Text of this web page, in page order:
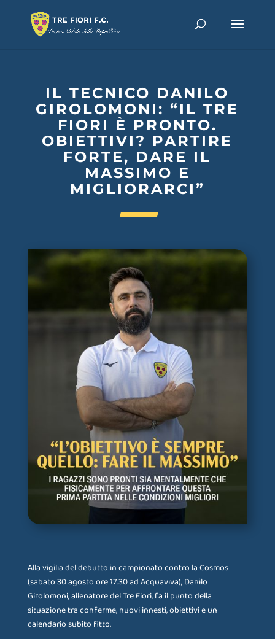
IL TECNICO DANILO
GIROLOMONI: “IL TRE
FIORI È PRONTO.
OBIETTIVI? PARTIRE
FORTE, DARE IL
MASSIMO E
MIGLIORARCI”
Alla vigilia del debutto in campionato contro la Cosmos
(sabato 30 agosto ore 17.30 ad Acquaviva), Danilo
Girolomoni, allenatore del Tre Fiori, fa il punto della
situazione tra conferme, nuovi innesti, obiettivi e un
calendario subito fitto.